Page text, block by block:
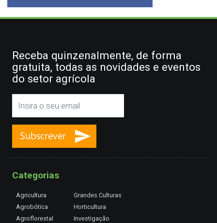
Receba quinzenalmente, de forma
gratuita, todas as novidades e eventos
do setor agrícola
Categorias
Agricultura
Agrobótica
Agroflorestal
Grandes Culturas
Horticultura
Investigação